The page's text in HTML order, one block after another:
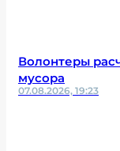
Волонтеры
мусора
07.08.2026, 19:23